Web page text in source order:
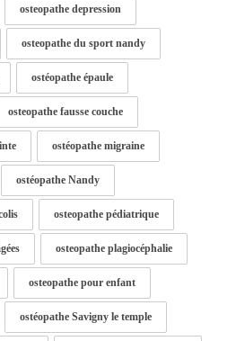
osteopathe depression
osteopathe du sport nandy
ostéopathe épaule
osteopathe fausse couche
ostéopathe migraine
ostéopathe Nandy
osteopathe pédiatrique
osteopathe plagiocéphalie
osteopathe pour enfant
ostéopathe Savigny le temple